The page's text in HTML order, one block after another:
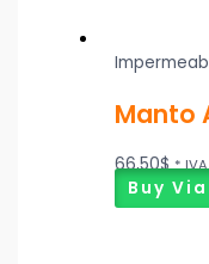
Manto
66,50$ * IVA
Buy